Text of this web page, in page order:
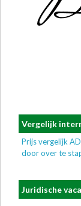
Vergelijk
Prijs vergelijk
door over te
Juridische